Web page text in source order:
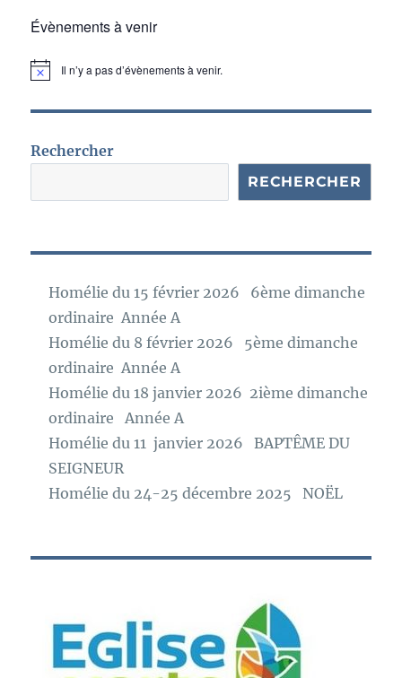
Évènements à venir
N
e
Il n’y a pas d’évènements à venir.
Rechercher
RECHERCHER
Homélie du 15 février 2026 6ème dimanche
ordinaire Année A
Homélie du 8 février 2026 5ème dimanche
ordinaire Année A
Homélie du 18 janvier 2026 2ième dimanche
ordinaire Année A
Homélie du 11 janvier 2026 BAPTÊME DU
SEIGNEUR
Homélie du 24-25 décembre 2025 NOËL